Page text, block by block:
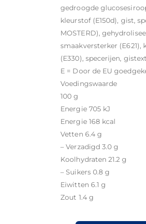
gedroogde
kleurstof (E150d), gist,
MOSTERD),
smaakversterker (E621),
(E330), specerijen,
E = Door de EU
Voedingswaarde
100 g
Energie 705 kJ
Energie 168 kcal
Vetten 6.4 g
– Verzadigd 3.0 g
Koolhydraten 21.2 g
– Suikers 0.8 g
Eiwitten 6.1 g
Zout 1.4 g